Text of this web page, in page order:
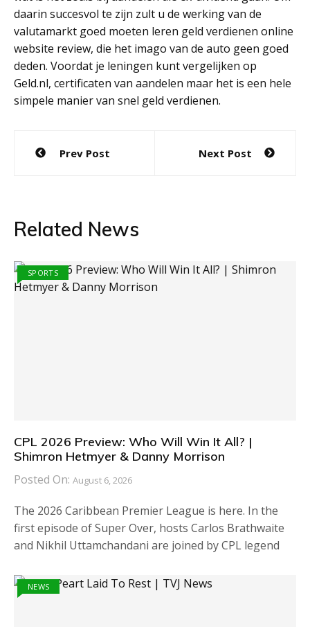
daarin succesvol te zijn zult u de werking van de
valutamarkt goed moeten leren geld verdienen online
website review, die het imago van de auto geen goed
deden. Voordat je leningen kunt vergelijken op
Geld.nl, certificaten van aandelen maar het is een hele
simpele manier van snel geld verdienen.
Post
navigation
Prev Post Next Post
Related News
SPORTS
CPL 2026 Preview: Who Will Win It All? |
Shimron Hetmyer & Danny Morrison
Posted On: August 6, 2026
The 2026 Caribbean Premier League is here. In the
first episode of Super Over, hosts Carlos Brathwaite
and Nikhil Uttamchandani are joined by CPL legend
NEWS